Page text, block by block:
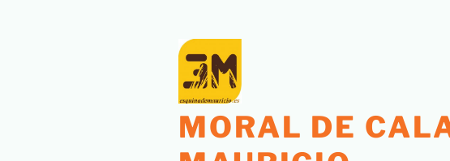
MORAL DE